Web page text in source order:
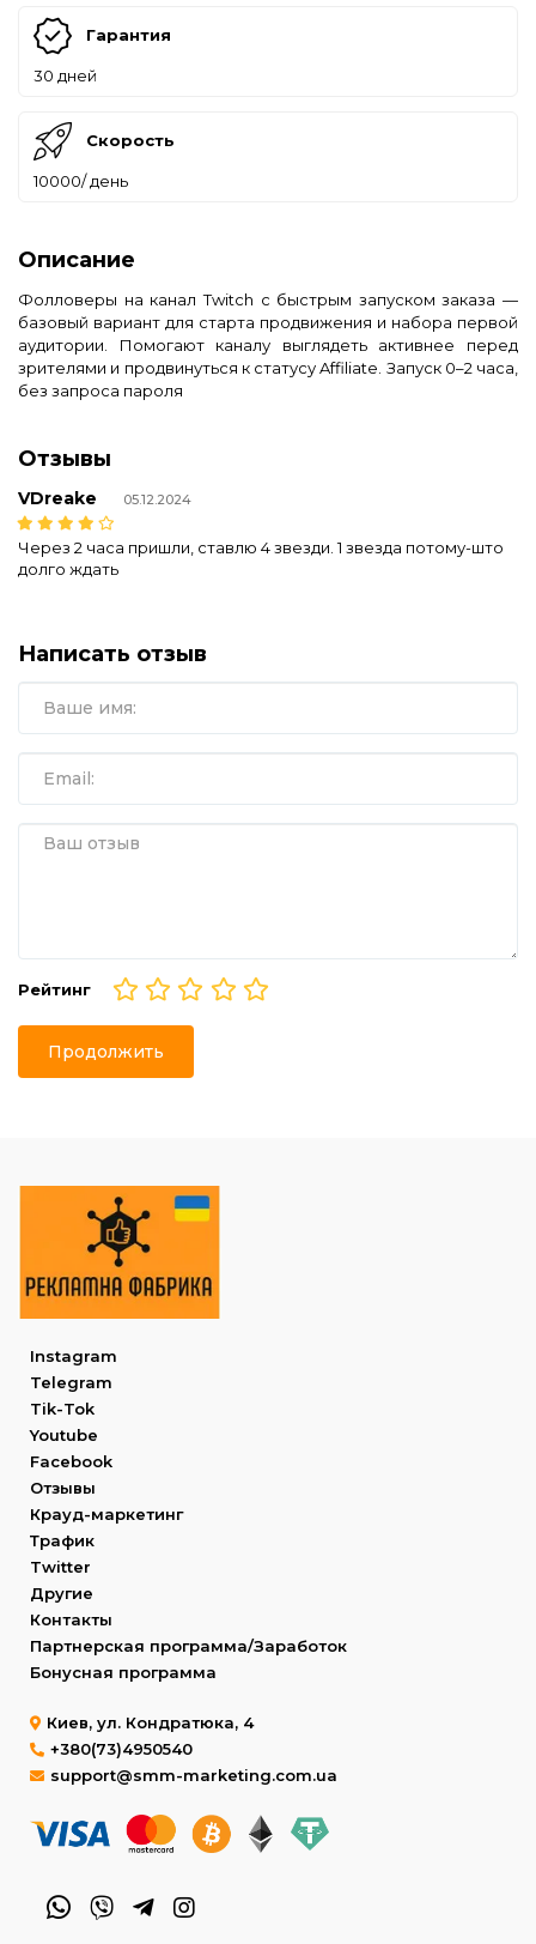
Гарантия
30 дней
Скорость
10000/ день
Описание
Фолловеры на канал Twitch с быстрым запуском заказа —
базовый вариант для старта продвижения и набора первой
аудитории. Помогают каналу выглядеть активнее перед
зрителями и продвинуться к статусу Affiliate. Запуск 0–2 часа,
без запроса пароля
Отзывы
VDreake 05.12.2024
Через 2 часа пришли, ставлю 4 звезди. 1 звезда потому-што
долго ждать
Написать отзыв
Рейтинг
Продолжить
Instagram
Telegram
Tik-Tok
Youtube
Facebook
Отзывы
Крауд-маркетинг
Трафик
Twitter
Другие
Контакты
Партнерская программа/Заработок
Бонусная программа
Киев, ул. Кондратюка, 4
+380(73)4950540
support@smm-marketing.com.ua